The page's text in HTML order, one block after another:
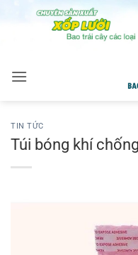
TIN TỨC
Túi bóng khí